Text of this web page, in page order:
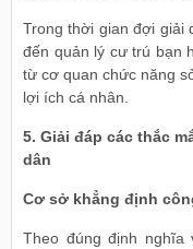
Trong thời gian đợi giải
đến quản lý cư trú bạn
từ cơ quan chức năng
lợi ích cá nhân.
5. Giải đáp các thắc
dân
Cơ sở khẳng định
Theo đúng định